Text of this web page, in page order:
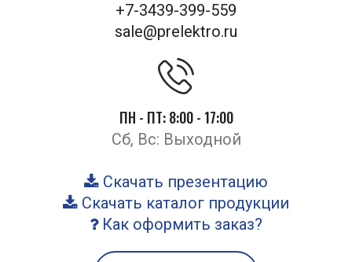
+7-3439-399-559
sale@prelektro.ru
ПН - ПТ: 8:00 - 17:00
Сб, Вс: Выходной
Скачать презентацию
Скачать каталог продукции
Как оформить заказ?